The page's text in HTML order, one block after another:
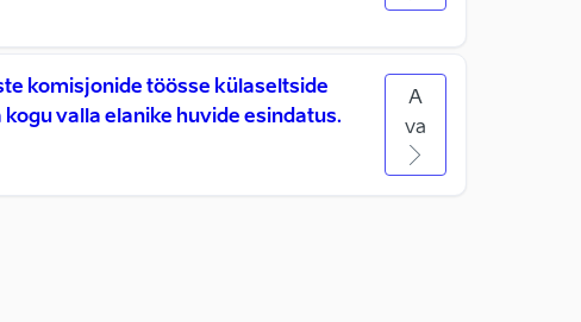
komisjonide töösse külaseltside
valla elanike huvide esindatus.
A
va